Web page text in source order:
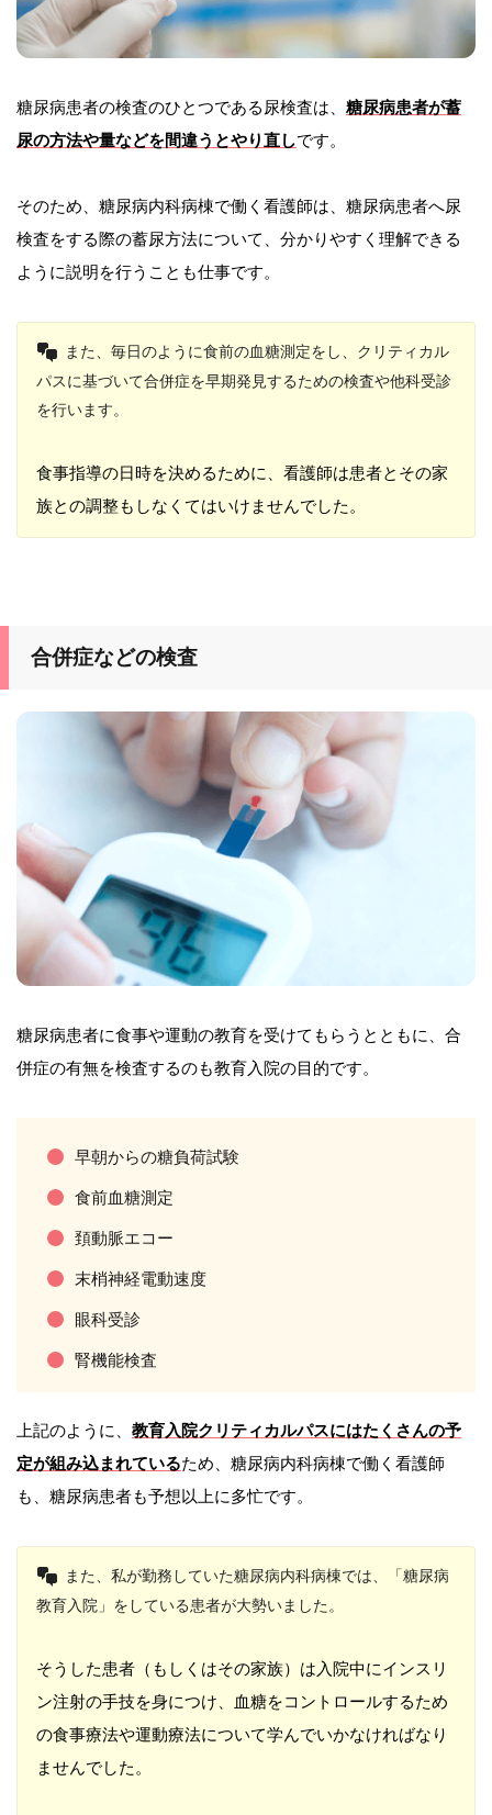
糖尿病患者の検査のひとつである尿検査は、 糖尿病患者が蓄
尿の方法や量などを間違うとやり直しです。
そのため、糖尿病内科病棟で働く看護師は、糖尿病患者へ尿
検査をする際の蓄尿方法について、分かりやすく理解できる
ように説明を行うことも仕事です。
また、毎日のように食前の血糖測定をし、クリティカル
パスに基づいて合併症を早期発見するための検査や他科受診
を行います。
食事指導の日時を決めるために、看護師は患者とその家
族との調整もしなくてはいけませんでした。
合併症などの検査
糖尿病患者に食事や運動の教育を受けてもらうとともに、合
併症の有無を検査するのも教育入院の目的です。
早朝からの糖負荷試験
食前血糖測定
頚動脈エコー
末梢神経電動速度
眼科受診
腎機能検査
上記のように、 教育入院クリティカルパスにはたくさんの予
定が組み込まれているため、糖尿病内科病棟で働く看護師
も、糖尿病患者も予想以上に多忙です。
また、私が勤務していた糖尿病内科病棟では、「糖尿病
教育入院」をしている患者が大勢いました。
そうした患者（もしくはその家族）は入院中にインスリ
ン注射の手技を身につけ、血糖をコントロールするため
の食事療法や運動療法について学んでいかなければなり
ませんでした。